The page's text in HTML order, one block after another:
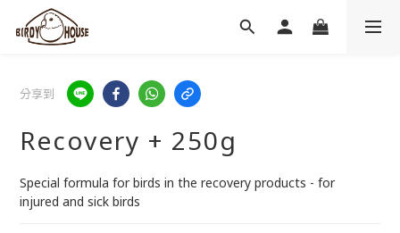
分享到
Recovery + 250g
Special formula for birds in the recovery products - for
injured and sick birds